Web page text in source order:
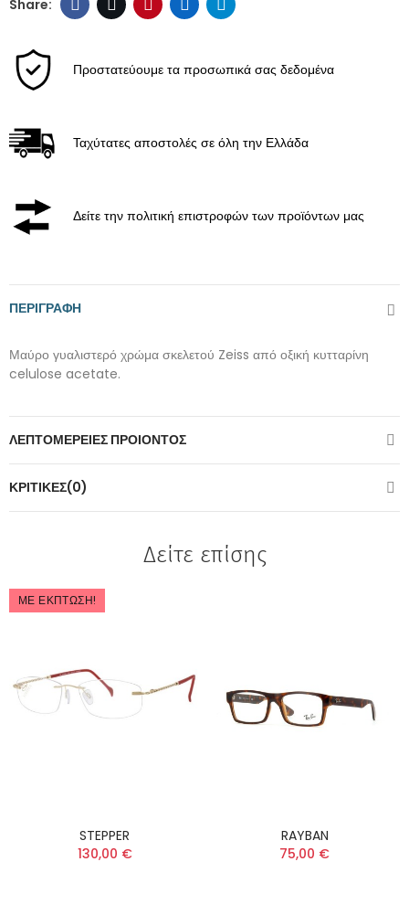
Προστατεύουμε τα προσωπικά σας δεδομένα
Ταχύτατες αποστολές σε όλη την Ελλάδα
Δείτε την πολιτική επιστροφών των προϊόντων μας
ΠΕΡΙΓΡΑΦΉ
Μαύρο γυαλιστερό χρώμα σκελετού Zeiss από οξική κυτταρίνη
celulose acetate.
ΛΕΠΤΟΜΈΡΕΙΕΣ ΠΡΟΙΌΝΤΟΣ
ΚΡΙΤΙΚΈΣ(0)
Δείτε επίσης
ΜΕ ΈΚΠΤΩΣΗ!
STEPPER
130,00 €
RAYBAN
75,00 €